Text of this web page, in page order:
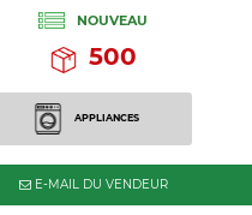
NOUVEAU
500
APPLIANCES
E-MAIL DU VENDEUR